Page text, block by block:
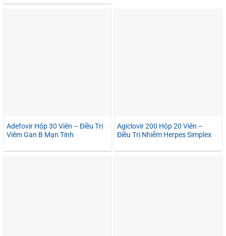
Adefovir Hộp 30 Viên – Điều Trị
Viêm Gan B Mạn Tính
Agiclovir 200 Hộp 20 Viên –
Điều Trị Nhiễm Herpes Simplex